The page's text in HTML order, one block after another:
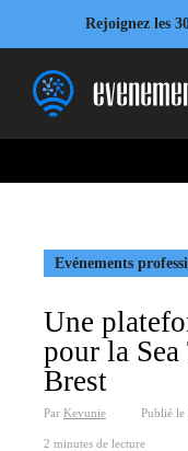
contenu
Rejoignez les
Evénements
Une
pour la
Brest
Par Kevunie Publié le
2 minutes de lecture